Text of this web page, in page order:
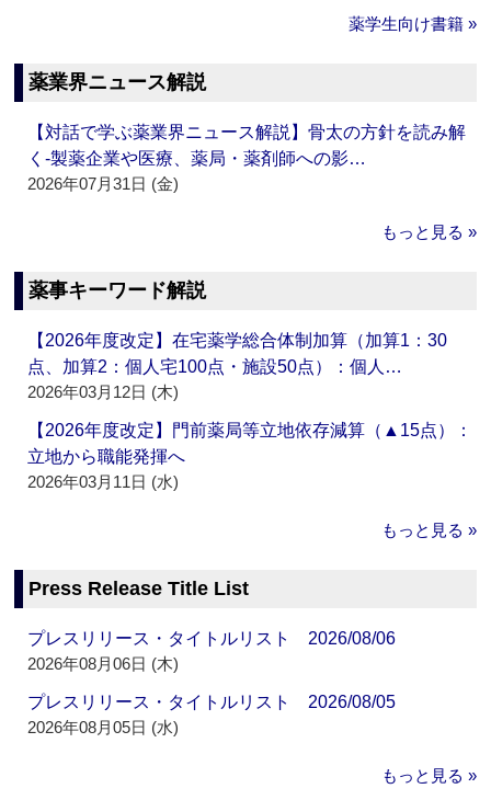
薬学生向け書籍 »
薬業界ニュース解説
【対話で学ぶ薬業界ニュース解説】骨太の方針を読み解
く‐製薬企業や医療、薬局・薬剤師への影…
2026年07月31日 (金)
もっと見る »
薬事キーワード解説
【2026年度改定】在宅薬学総合体制加算（加算1：30
点、加算2：個人宅100点・施設50点）：個人…
2026年03月12日 (木)
【2026年度改定】門前薬局等立地依存減算（▲15点）：
立地から職能発揮へ
2026年03月11日 (水)
もっと見る »
Press Release Title List
プレスリリース・タイトルリスト 2026/08/06
2026年08月06日 (木)
プレスリリース・タイトルリスト 2026/08/05
2026年08月05日 (水)
もっと見る »